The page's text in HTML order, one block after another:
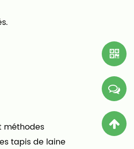
méthodes
tapis de laine